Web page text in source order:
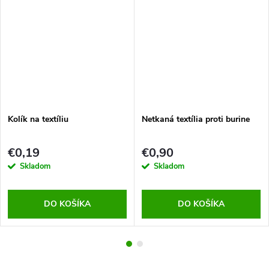
Kolík na textíliu
€0,19
Skladom
DO KOŠÍKA
Netkaná textília proti burine
€0,90
Skladom
DO KOŠÍKA